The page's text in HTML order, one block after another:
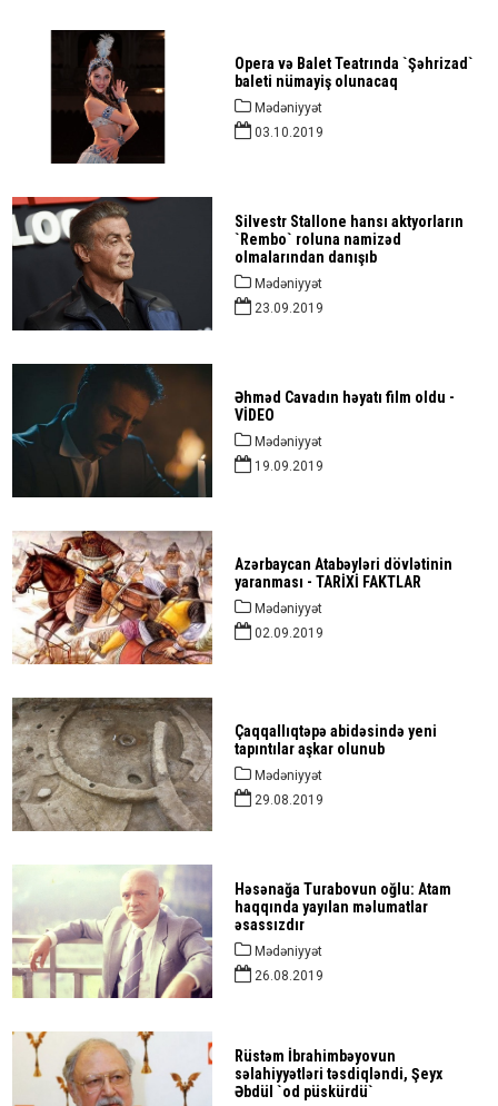
Opera və Balet Teatrında `Şəhrizad`
baleti nümayiş olunacaq
Mədəniyyət
03.10.2019
Silvestr Stallone hansı aktyorların
`Rembo` roluna namizəd
olmalarından danışıb
Mədəniyyət
23.09.2019
Əhməd Cavadın həyatı film oldu -
VİDEO
Mədəniyyət
19.09.2019
Azərbaycan Atabəyləri dövlətinin
yaranması - TARİXİ FAKTLAR
Mədəniyyət
02.09.2019
Çaqqallıqtəpə abidəsində yeni
tapıntılar aşkar olunub
Mədəniyyət
29.08.2019
Həsənağa Turabovun oğlu: Atam
haqqında yayılan məlumatlar
əsassızdır
Mədəniyyət
26.08.2019
Rüstəm İbrahimbəyovun
səlahiyyətləri təsdiqləndi, Şeyx
Əbdül `od püskürdü`